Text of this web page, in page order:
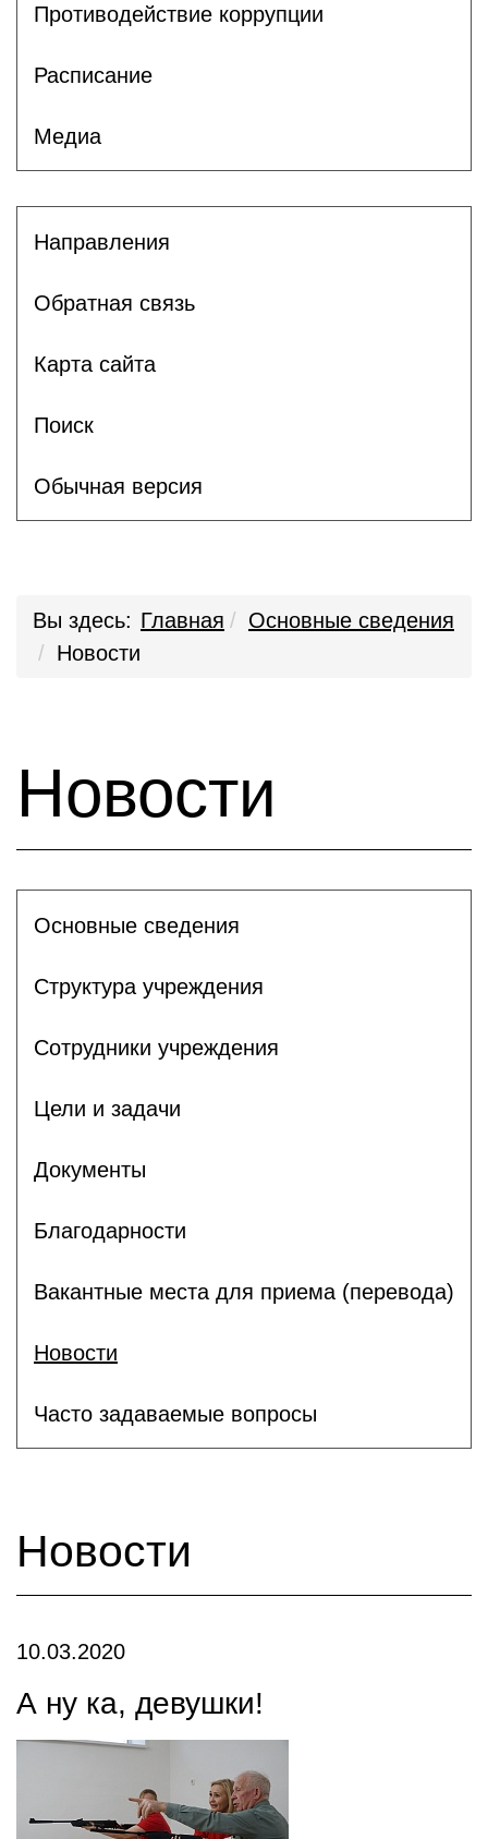
Противодействие коррупции
Расписание
Медиа
Направления
Обратная связь
Карта сайта
Поиск
Обычная версия
Вы здесь: Главная
Основные сведения
Новости
Новости
Основные сведения
Структура учреждения
Сотрудники учреждения
Цели и задачи
Документы
Благодарности
Вакантные места для приема (перевода)
Новости
Часто задаваемые вопросы
Новости
10.03.2020
А ну ка, девушки!